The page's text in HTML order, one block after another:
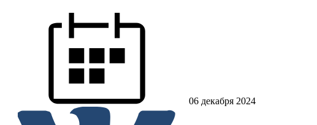
06 декабря 2024